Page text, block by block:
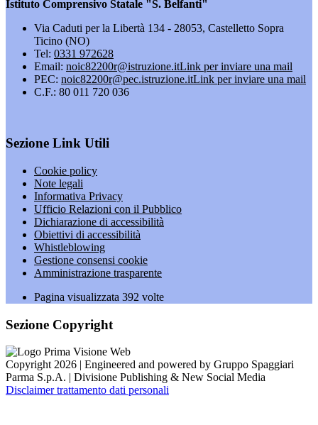
Istituto Comprensivo Statale "S. Belfanti"
Via Caduti per la Libertà 134 - 28053, Castelletto Sopra
Ticino (NO)
Tel: 0331 972628
Email: noic82200r@istruzione.itLink per inviare una mail
PEC: noic82200r@pec.istruzione.itLink per inviare una mail
C.F.: 80 011 720 036
Sezione Link Utili
Cookie policy
Note legali
Informativa Privacy
Ufficio Relazioni con il Pubblico
Dichiarazione di accessibilità
Obiettivi di accessibilità
Whistleblowing
Gestione consensi cookie
Amministrazione trasparente
Pagina visualizzata 392 volte
Sezione Copyright
Copyright 2026 | Engineered and powered by Gruppo Spaggiari
Parma S.p.A. | Divisione Publishing & New Social Media
Disclaimer trattamento dati personali